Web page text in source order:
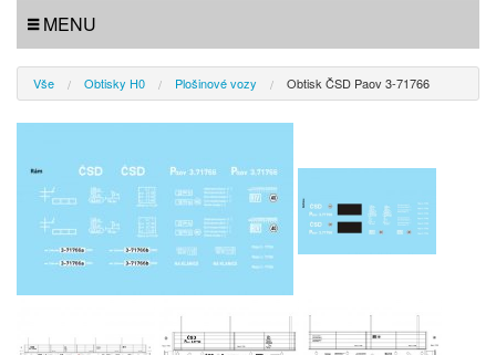
MENU
Vše Obtisky H0 Plošinové vozy Obtisk ČSD Paov 3-71766